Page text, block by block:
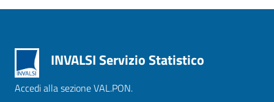
INVALSI Servizio Statistico
Accedi alla sezione VAL.PON.